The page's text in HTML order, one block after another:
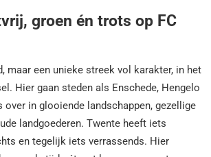
groen én trots op FC
maar een unieke streek vol karakter, in het
Hier gaan steden als Enschede, Hengelo
over in glooiende landschappen, gezellige
landgoederen. Twente heeft iets
en tegelijk iets verrassends. Hier